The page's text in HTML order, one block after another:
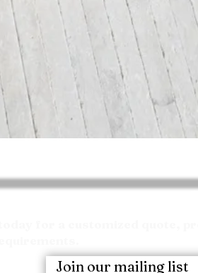
Join our mailing list